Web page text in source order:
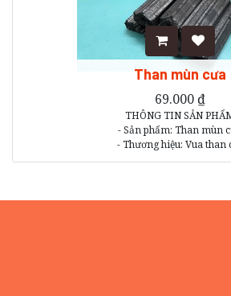
Than mùn cưa
69.000₫
THÔNG TIN SẢN
- Sản phẩm: Than mùn
- Thương hiệu: Vua than
- Cân nặng : 2 kg